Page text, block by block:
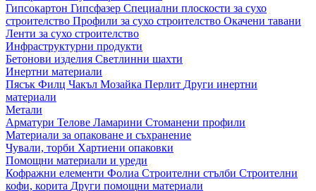
Гипсокартон Гипсфазер Специални плоскости за сухо
строителство Профили за сухо строителство Окачени тавани
Ленти за сухо строителство
Инфраструктурни продукти
Бетонови изделия Светлинни шахти
Инертни материали
Пясък Филц Чакъл Мозайкa Перлит Други инертни
материали
Метали
Арматури Телове Ламарини Стоманени профили
Материали за опаковане и съхранение
Чували, торби Хартиени опаковки
Помощни материали и уреди
Кофражни елементи Фолиа Строителни стълби Строителни
кофи, корита Други помощни материали